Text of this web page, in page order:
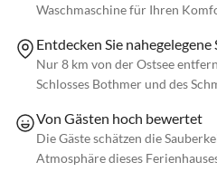
Waschmaschine für Ihren
Entdecken Sie
Nur 8 km von der Ostsee
Schlosses Bothmer und des
Von Gästen hoch bewertet
Die Gäste schätzen die
Atmosphäre dieses